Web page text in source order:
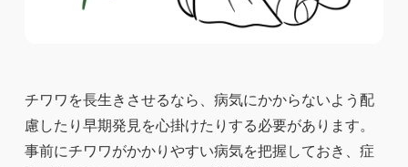
チワワを長生きさせるなら、病気にかからないよう配
慮したり早期発見を心掛けたりする必要があります。
事前にチワワがかかりやすい病気を把握しておき、症